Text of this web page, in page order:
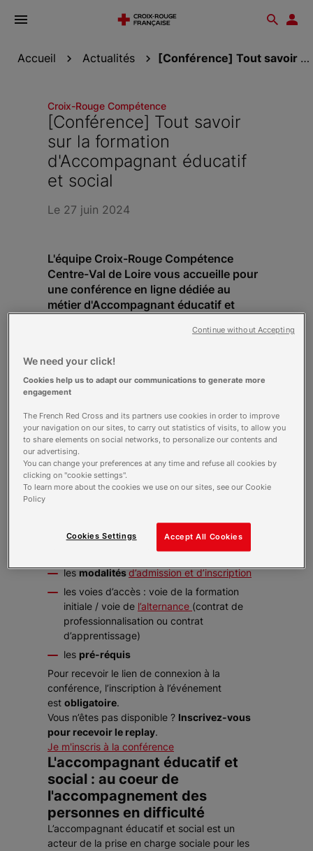
Ouvrir
Accueil Actualités [Conférence] Tout savoir sur la formation...
Croix-Rouge Compétence
[Conférence] Tout savoir
sur la formation
d'Accompagnant éducatif
et social
Le 27 juin 2024
L'équipe Croix-Rouge Compétence
Centre-Val de Loire vous accueille pour
une conférence en ligne dédiée au
métier d'Accompagnant éducatif et
toutes vos questions à nos experts.
Rejoignez-nous le 27 juin 2024
à 16h pour une conférence en
Vous souhaitez devenirAccompagnant
éducatif et social (AES) ? Rejoignez-nous pour
un temps d’échange en visio-conférence avec
l’équipeCroix-Rouge Compétence Centre-Val
de Loire , pour tout savoir sur la formation et le
métier d’AES et poser vos questions à nos
Au programme de cette réunion :
lecontenu et l’organisation de la formation
financement
lesmodalitésd’admission et d’inscription
les voies d’accès : voie de la formation
initiale / voie de l’alternance (contrat de
professionnalisation ou contrat
d’apprentissage)
les pré-réquis
Pour recevoir le lien de connexion à la
conférence, l’inscription à l’événement
est obligatoire.
Vous n’êtes pas disponible ? Inscrivez-vous
pour recevoir le replay.
Je m'inscris à la conférence
L'accompagnant éducatif et
social : au coeur de
l'accompagnement des
personnes en difficulté
L’accompagnant éducatif et social est un
acteur de la prise en charge sociale pour les
We need your click!
Cookies help us to adapt our communications to generate more
engagement
The French Red Cross and its partners use cookies in order to improve
your navigation on our sites, to carry out statistics of visits, to allow you
to share elements on social networks, to personalize our contents and
our advertising.
You can change your preferences at any time and refuse all cookies by
clicking on "cookie settings".
To learn more about the cookies we use on our sites, see our Cookie
Policy
Accept All Cookies
Cookies Settings
Continue without Accepting